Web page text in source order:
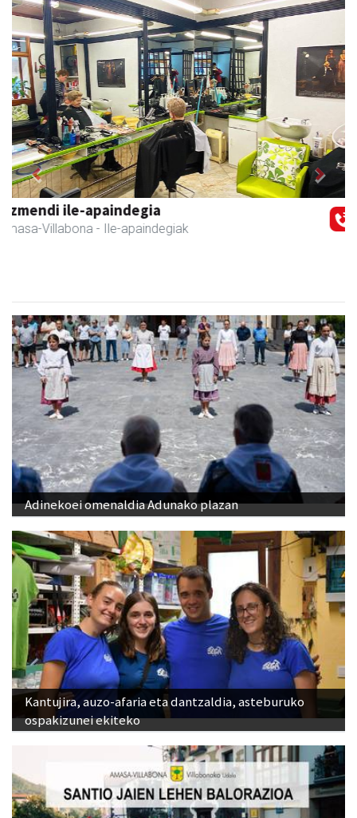
Sahatsa belar-denda eta dietetika zentrua
Amasa-Villabona - Belar-denda
Previous Next
Adinekoei omenaldia Adunako plazan
Kantujira, auzo-afaria eta dantzaldia, asteburuko
ospakizunei ekiteko